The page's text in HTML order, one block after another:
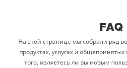
FAQ
На этой странице мы собрали ряд
продуктах, услугах и
того, являетесь ли вы новым